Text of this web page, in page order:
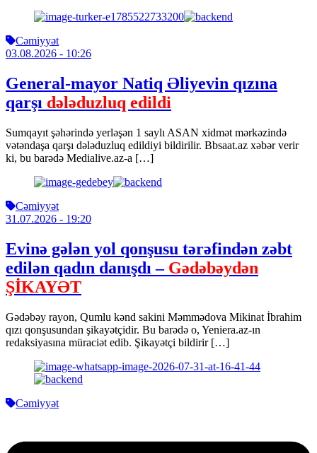
Cəmiyyət
03.08.2026 - 10:26
General-mayor Natiq Əliyevin qızına
qarşı dələduzluq edildi
Sumqayıt şəhərində yerləşən 1 saylı ASAN xidmət mərkəzində
vətəndaşa qarşı dələduzluq edildiyi bildirilir. Bbsaat.az xəbər verir
ki, bu barədə Medialive.az-a […]
Cəmiyyət
31.07.2026 - 19:20
Evinə gələn yol qonşusu tərəfindən zəbt
edilən qadın danışdı – Gədəbəydən
ŞİKAYƏT
Gədəbəy rayon, Qumlu kənd sakini Məmmədova Mikinat İbrahim
qızı qonşusundan şikayətçidir. Bu barədə o, Yeniera.az-ın
redaksiyasına müraciət edib. Şikayətçi bildirir […]
Cəmiyyət